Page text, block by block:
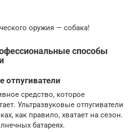
оружия — собака!
способы
отпугиватели
средство, которое
Ультразвуковые отпугиватели
как правило, хватает на сезон.
батареях.